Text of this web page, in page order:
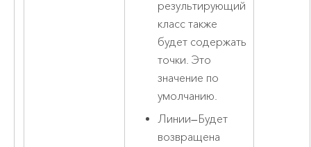
результирующий
класс также
будет содержать
точки. Это
значение по
умолчанию.
Линии—Будет
возвращена